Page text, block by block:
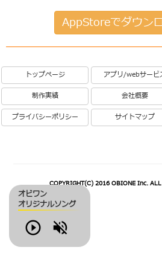
オビワン
オリジナルソング
Play
AppStoreでダウン
トップページ アプリ/webサービ
制作実績 会社概要
プライバシーポリシー サイトマップ
COPYRIGHT(C) 2016 OBIONE Inc. ALL